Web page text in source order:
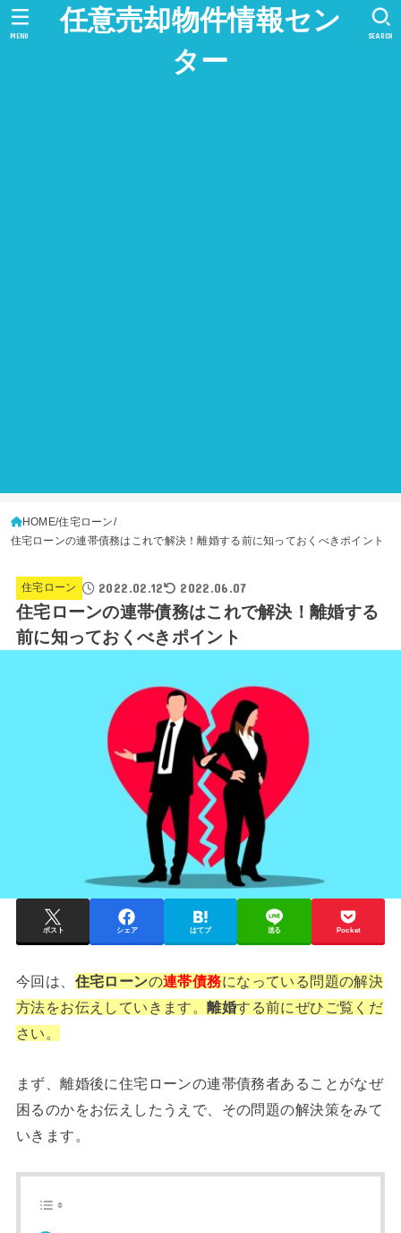
任意売却物件情報セン
ター
SEARCH
MENU
HOME 住宅ローン
住宅ローンの連帯債務はこれで解決！離婚する前に知っておくべきポイント
住宅ローン 2022.02.12 2022.06.07
住宅ローンの連帯債務はこれで解決！離婚する
前に知っておくべきポイント
ポスト シェア はてブ 送る Pocket
今回は、 住宅ローンの連帯債務になっている問題の解決
方法をお伝えしていきます。離婚する前にぜひご覧くだ
さい。
まず、離婚後に住宅ローンの連帯債務者あることがなぜ
困るのかをお伝えしたうえで、その問題の解決策をみて
いきます。